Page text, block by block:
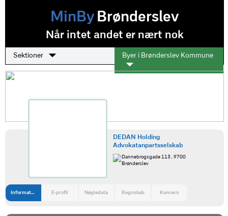
MinByBrønderslev
Når intet andet er nært nok
Sektioner Byer i Brønderslev Kommune
DEDAN Holding
Advokatanpartsselskab
Dannebrogsgade 113 , 9700
Brønderslev
Information E-profil Nøgledata Regnskab Koncern